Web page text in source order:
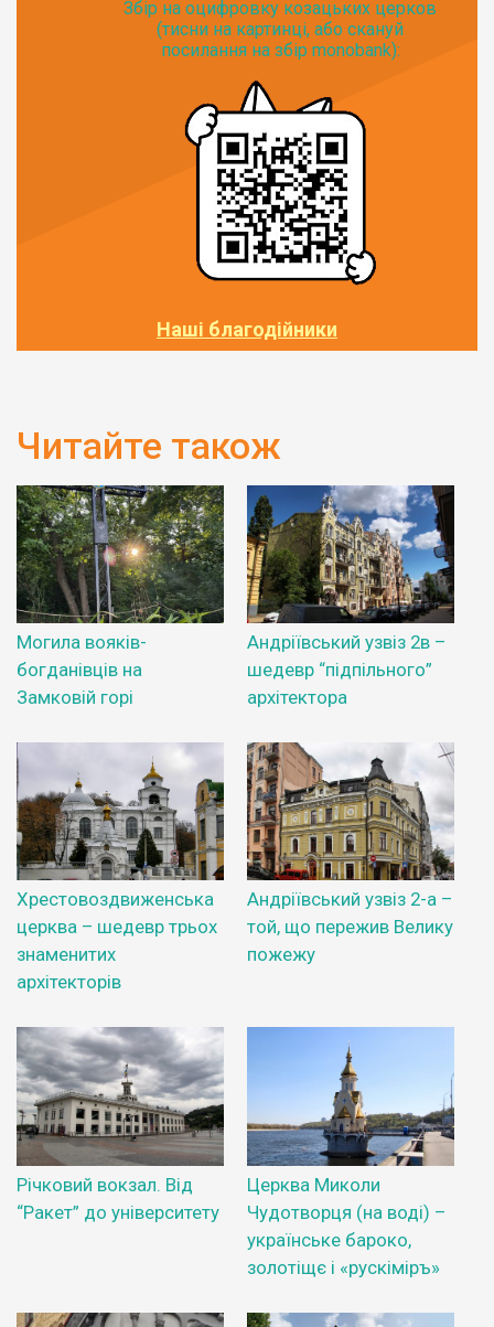
Збір на оцифровку козацьких церков
(тисни на картинці, або скануй
посилання на збір monobank):
Наші благодійники
Читайте також
Могила вояків-
богданівців на
Замковій горі
Андріївський узвіз 2в –
шедевр “підпільного”
архітектора
Хрестовоздвиженська
церква – шедевр трьох
знаменитих
архітекторів
Андріївський узвіз 2-а –
той, що пережив Велику
пожежу
Річковий вокзал. Від
“Ракет” до університету
Церква Миколи
Чудотворця (на воді) –
українське бароко,
золотіщє і «рускіміръ»